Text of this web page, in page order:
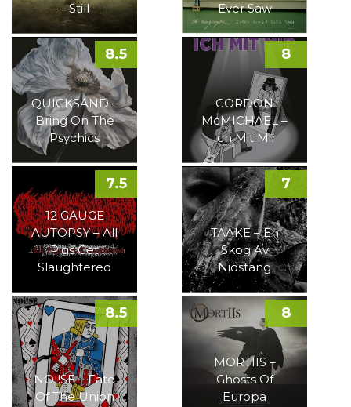
– Still
Ever Saw
QUICKSAND –
Bring On The
Psychics
8.5
GORDON
McMICHAEL –
Ich Mit Mir
8
12 GAUGE
AUTOPSY – All
Pigs Get
Slaughtered
7.5
TAAKE – En
Skog Av
Nidstang
7
NOI!SE – Fate
Of The Union
8.5
MORTIIS –
Ghosts Of
Europa
8